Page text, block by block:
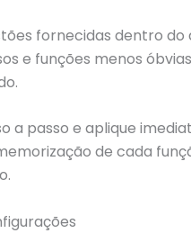
fornecidas dentro
e funções menos
a passo e aplique
de cada